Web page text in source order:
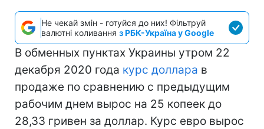
Не чекай змін - готуйся до них! Фільтруй
валютні коливання з РБК-Україна у Google
В обменных пунктах Украины утром 22
декабря 2020 года курс доллара в
продаже по сравнению с предыдущим
рабочим днем вырос на 25 копеек до
28,33 гривен за доллар. Курс евро вырос